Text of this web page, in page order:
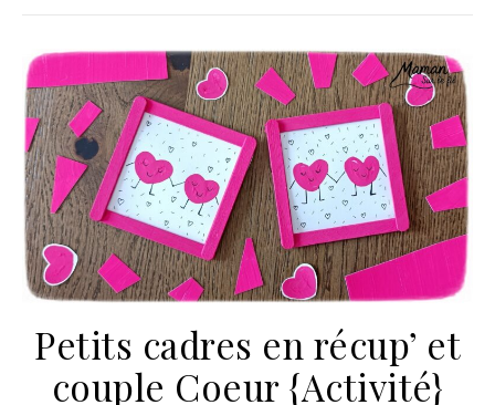
Petits cadres en récup’ et
couple Coeur {Activité}